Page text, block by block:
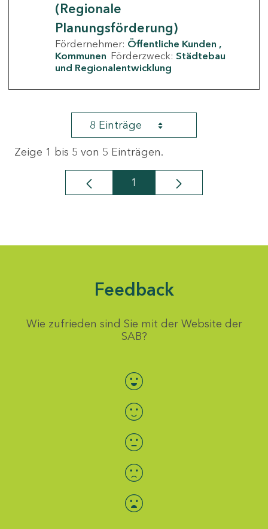
(Regionale
Planungsförderung)
Fördernehmer: Öffentliche Kunden
Kommunen Förderzweck: Städtebau
und Regionalentwicklung
8 Einträge
Zeige 1 bis 5 von 5 Einträgen.
Seite
1
Feedback
Wie zufrieden sind Sie mit der Website der
SAB?
Bewertung auswählen